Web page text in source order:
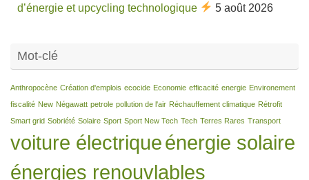
d’énergie et upcycling technologique
5 août 2026
Mot-clé
Anthropocène Création d'emplois ecocide Economie efficacité energie Environement
fiscalité New Négawatt petrole pollution de l'air Réchauffement climatique Rétrofit
Smart grid Sobriété Solaire Sport Sport New Tech Tech Terres Rares Transport
voiture électriqueénergie solaire
énergies renouvlables